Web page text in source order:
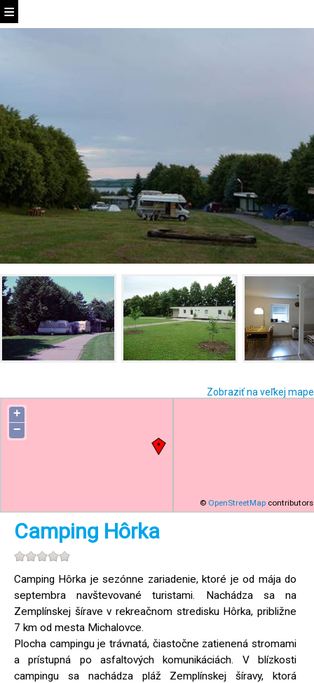
Zobraziť na veľkej mape
+
−
© OpenStreetMap contributors
Camping Hôrka
Camping Hôrka je sezónne zariadenie, ktoré je od mája do
septembra navštevované turistami. Nachádza sa na
Zemplínskej šírave v rekreačnom stredisku Hôrka, približne
7 km od mesta Michalovce.
Plocha campingu je trávnatá, čiastočne zatienená stromami
a prístupná po asfaltových komunikáciách. V blízkosti
campingu sa nachádza pláž Zemplínskej šíravy, ktorá